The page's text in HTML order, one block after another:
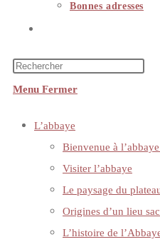
Bonnes adresses
Menu Fermer
L’abbaye
Bienvenue à
Visiter l’abbaye
Le paysage du
Origines d’un lieu
L’histoire de